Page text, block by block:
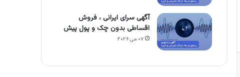
آگهی سرای ایرانی ، فروش
اقساطی بدون چک و پول پیش
۰۷ می ۲۰۲۶